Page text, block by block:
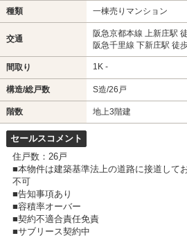
種類 一棟売りマンション
交通
阪急京都本線 上新庄駅
阪急千里線 下新庄駅 徒
間取り 1K -
構造/総戸数 S造/26戸
階数 地上3階建
セールスコメント
住戸数：26戸
■本物件は建築基準法上の道路に接道して
不可
■告知事項あり
■容積率オーバー
■契約不適合責任免責
■サブリース契約中